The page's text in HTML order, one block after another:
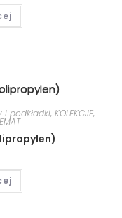
i podkładki, KOLEKCJE,